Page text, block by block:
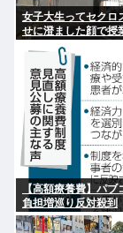
女子大生ってセクロ
せに澄ました顔で授
のは何故？？
【高額療養費】パ
負担増巡り反対殺到